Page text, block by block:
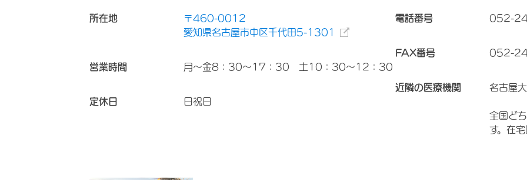
所在地
〒460-0012
愛知県名古屋市中区千代田5-1301
営業時間 月～金8：30～17：30 土10：30～12：30
定休日 日祝日
電話番号 052-
FAX番号 052-
近隣の医療機関 名古屋
全国ど
す。在